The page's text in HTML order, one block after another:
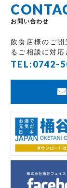
お問い合わせ
飲食店様のご
るご相談に対応
TEL:0742-